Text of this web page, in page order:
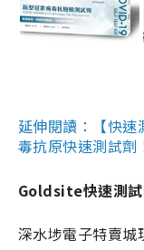
延伸閱讀：【快
毒抗原快速測試劑
Goldsite快速測
深水埗電子特賣